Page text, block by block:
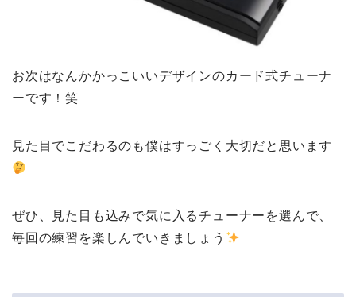
お次はなんかかっこいいデザインのカード式チューナ
ーです！笑
見た目でこだわるのも僕はすっごく大切だと思います
ぜひ、見た目も込みで気に入るチューナーを選んで、
毎回の練習を楽しんでいきましょう